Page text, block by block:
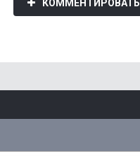
КОММЕНТИРОВАТЬ